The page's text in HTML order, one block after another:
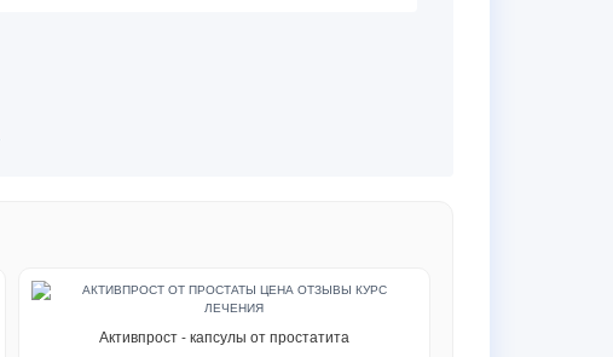
Активпрост - капсулы от простатита